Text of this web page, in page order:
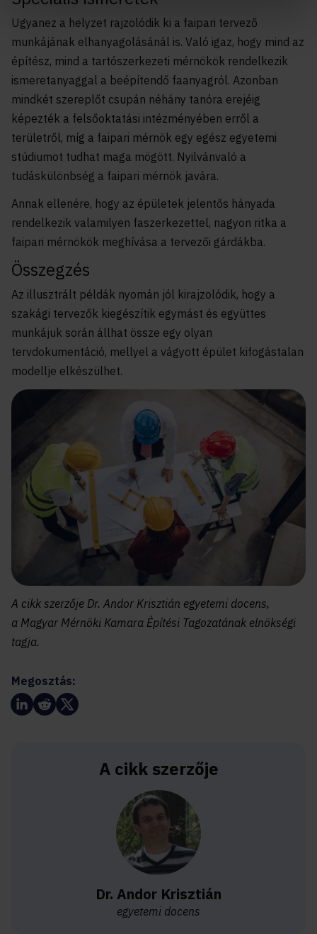
Ugyanez a helyzet rajzolódik ki a faipari tervező
munkájának elhanyagolásánál is. Való igaz, hogy mind az
építész, mind a tartószerkezeti mérnökök rendelkezik
ismeretanyaggal a beépítendő faanyagról. Azonban
mindkét szereplőt csupán néhány tanóra erejéig
képezték a felsőoktatási intézményében erről a
területről, míg a faipari mérnök egy egész egyetemi
stúdiumot tudhat maga mögött. Nyilvánvaló a
tudáskülönbség a faipari mérnök javára.
Annak ellenére, hogy az épületek jelentős hányada
rendelkezik valamilyen faszerkezettel, nagyon ritka a
faipari mérnökök meghívása a tervezői gárdákba.
Összegzés
Az illusztrált példák nyomán jól kirajzolódik, hogy a
szakági tervezők kiegészítik egymást és együttes
munkájuk során állhat össze egy olyan
tervdokumentáció, mellyel a vágyott épület kifogástalan
modellje elkészülhet.
A cikk szerzője Dr. Andor Krisztián egyetemi docens,
a Magyar Mérnöki Kamara Építési Tagozatának elnökségi
tagja.
Megosztás:
A cikk szerzője
Dr. Andor Krisztián
egyetemi docens